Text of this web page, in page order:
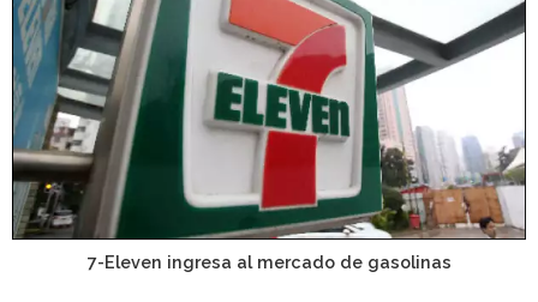
7-Eleven ingresa al mercado de gasolinas